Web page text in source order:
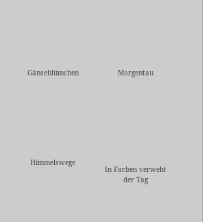
Gänseblümchen
Morgentau
Himmelswege
In Farben verweht
der Tag